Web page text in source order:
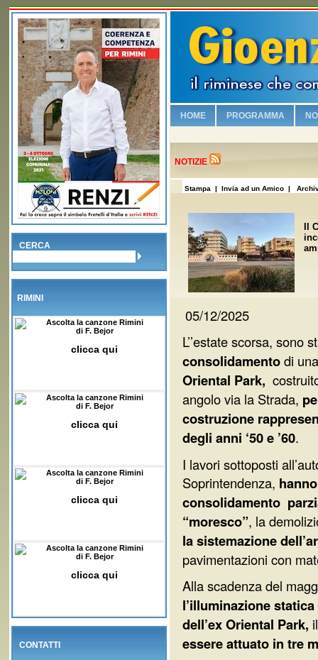
CERCA
RIMINI
Ascolta la canzone Rimini
di F. Bejor
clicca qui
Ascolta la canzone Rimini
di F. Bejor
clicca qui
Ascolta la canzone Rimini
di F. Bejor
clicca qui
Ascolta la canzone Rimini
di F. Bejor
clicca qui
CONTATTI
HOME PROGRAMMA
Riqualifichiamo il
Sosteniamo i
Salvaguardiamo la
No alla Moschea nel
Piscina olimpionica e
NOTIZIE
Stampa | Invia ad un Amico |
Il
05/12/2025
L’’estate scorsa, sono
consolidamentodi
Oriental Park,
angolo via la Strada,
costruzione
degli anni ‘50 e ’60.
I lavori sottoposti
Soprintendenza,
consolidamento
“moresco”, la
la sistemazione
pavimentazioni con
Alla scadenza del
l’illuminazione
dell’ex Oriental Park,
essere attuato in tre